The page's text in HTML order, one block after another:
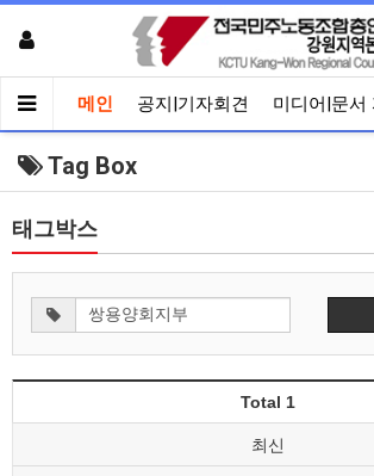
메인 공지|기자회견 미디어|문서
Tag Box
태그박스
Total 1
최신